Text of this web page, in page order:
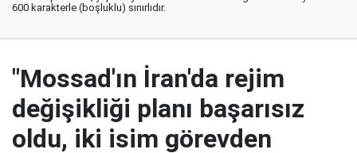
600 karakterle (boşluklu) sınırlıdır.
"Mossad'ın İran'da rejim
değişikliği planı başarısız
oldu, iki isim görevden